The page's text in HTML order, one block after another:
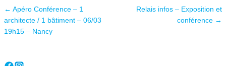
Navigation des articles
← Apéro Conférence – 1
architecte / 1 bâtiment – 06/03
19h15 – Nancy
Relais infos – Exposition et
conférence →